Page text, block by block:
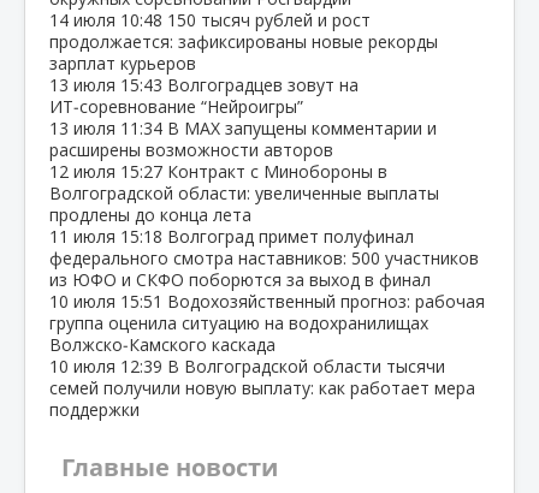
14 июля 10:48 150 тысяч рублей и рост
продолжается: зафиксированы новые рекорды
зарплат курьеров
13 июля 15:43 Волгоградцев зовут на
ИТ‑соревнование “Нейроигры”
13 июля 11:34 В МАХ запущены комментарии и
расширены возможности авторов
12 июля 15:27 Контракт с Минобороны в
Волгоградской области: увеличенные выплаты
продлены до конца лета
11 июля 15:18 Волгоград примет полуфинал
федерального смотра наставников: 500 участников
из ЮФО и СКФО поборются за выход в финал
10 июля 15:51 Водохозяйственный прогноз: рабочая
группа оценила ситуацию на водохранилищах
Волжско‑Камского каскада
10 июля 12:39 В Волгоградской области тысячи
семей получили новую выплату: как работает мера
поддержки
Главные новости